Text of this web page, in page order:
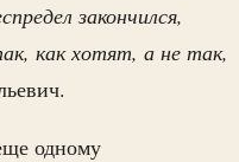
закончился,
как хотят, а не так,
одному